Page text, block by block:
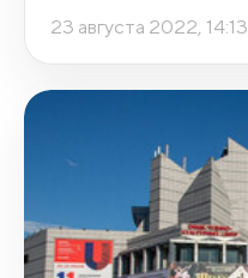
23 августа 2022, 14:13